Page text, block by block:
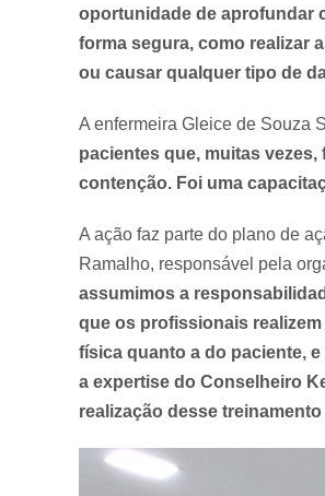
oportunidade de aprofundar
forma segura, como realizar
ou causar qualquer tipo de
A enfermeira Gleice de Souza
pacientes que, muitas
contenção. Foi uma
A ação faz parte do plano de
Ramalho, responsável pela
assumimos a
que os profissionais
física quanto a do paciente,
a expertise do Conselheiro
realização desse